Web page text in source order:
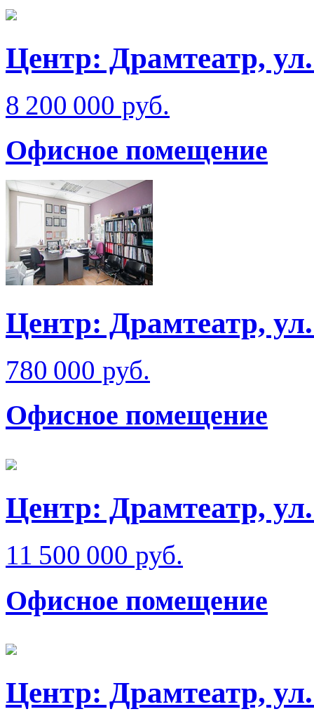
Центр: Драмтеатр,
8 200 000 руб.
Офисное помещение
Центр: Драмтеатр,
780 000 руб.
Офисное помещение
Центр: Драмтеатр,
11 500 000 руб.
Офисное помещение
Центр: Драмтеатр,